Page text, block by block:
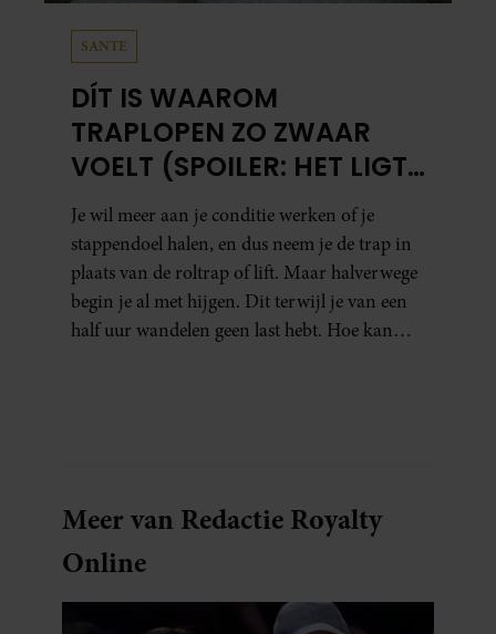
SANTE
DÍT IS WAAROM
TRAPLOPEN ZO ZWAAR
VOELT (SPOILER: HET LIGT
NIET AAN JE CONDITIE)
Je wil meer aan je conditie werken of je
stappendoel halen, en dus neem je de trap in
plaats van de roltrap of lift. Maar halverwege
begin je al met hijgen. Dit terwijl je van een
half uur wandelen geen last hebt. Hoe kan
Meer van Redactie Royalty
Online